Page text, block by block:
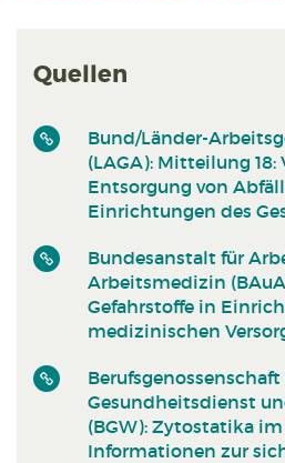
Quellen
Bund/Länder-
(LAGA): Mitteilung
Entsorgung von
Einrichtungen des
Bundesanstalt für
Arbeitsmedizin
Gefahrstoffe in
medizinischen
Berufsgenossenschaft
Gesundheitsdienst
(BGW): Zytostatika
Informationen zur